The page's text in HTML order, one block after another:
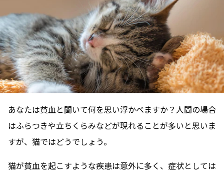
あなたは貧血と聞いて何を思い浮かべますか？人間の場合
はふらつきや立ちくらみなどが現れることが多いと思いま
すが、猫ではどうでしょう。
猫が貧血を起こすような疾患は意外に多く、症状としては